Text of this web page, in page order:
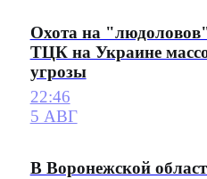
Охота на
ТЦК на Украине
угрозы
22:46
5 АВГ
В Воронежской